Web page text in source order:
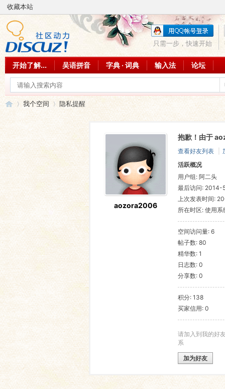
收藏本站
只需一步，快速开始
开始了解... 吴语拼音 字典 · 词典 输入法 论坛
吴
语
我个空间 隐私提醒
aozora2006
抱歉！由于
查看好友列表
活跃概况
用户组: 阿二头
最后访问: 2014-
上次发表时间:
所在时区: 使用系
空间访问量: 6
帖子数: 80
精华数: 1
日志数: 0
分享数: 0
积分: 138
买家信用: 0
请加入到我的好
系
加为好友